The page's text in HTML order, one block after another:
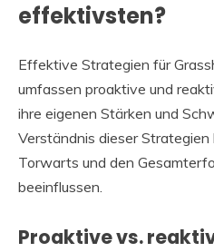
effektivsten?
Effektive Strategien für
umfassen proaktive und
ihre eigenen Stärken und
Verständnis dieser
Torwarts und den
beeinflussen.
Proaktive vs.